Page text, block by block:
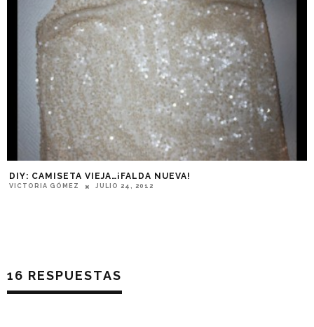
DIY: CAMISETA VIEJA…¡FALDA NUEVA!
VICTORIA GÓMEZ JULIO 24, 2012
16 RESPUESTAS